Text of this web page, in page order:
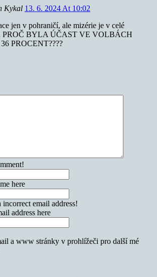
Kykal 13. 6. 2024 At 10:02
jen v pohraničí, ale mizérie je v celé
PROČ BYLA ÚČAST VE VOLBÁCH
PROCENT????
here
incorrect email address!
address here
a www stránky v prohlížeči pro další mé